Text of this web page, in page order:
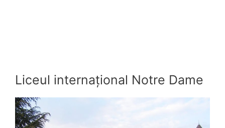
Liceul internațional Notre Dame